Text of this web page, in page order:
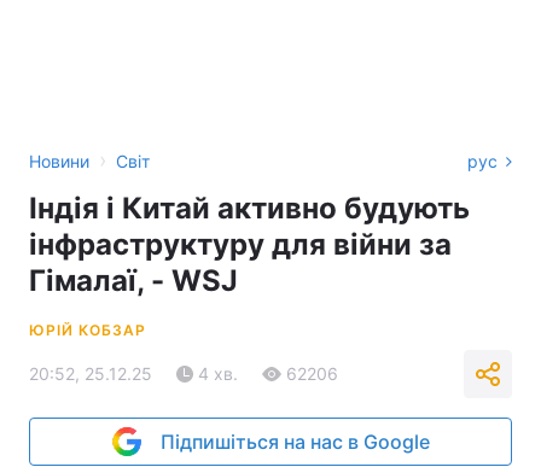
Новини › Світ рус
Індія і Китай активно будують
інфраструктуру для війни за
Гімалаї, - WSJ
ЮРІЙ КОБЗАР
20:52, 25.12.25 4 хв. 62206
Підпишіться на нас в Google